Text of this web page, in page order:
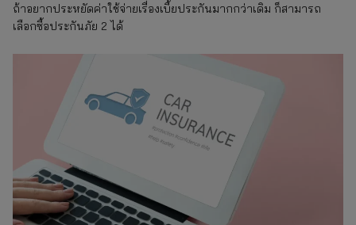
ถ้าอยากประหยัดค่าใช้จ่ายเรื่องเบี้ยประกันมากกว่าเดิม ก็สามารถ
เลือกซื้อประกันภัย 2 ได้